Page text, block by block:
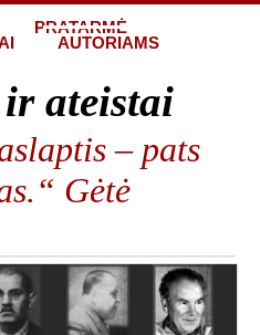
PRATARMĖ
AUTORIAMS
ateistai
– pats
Gėtė